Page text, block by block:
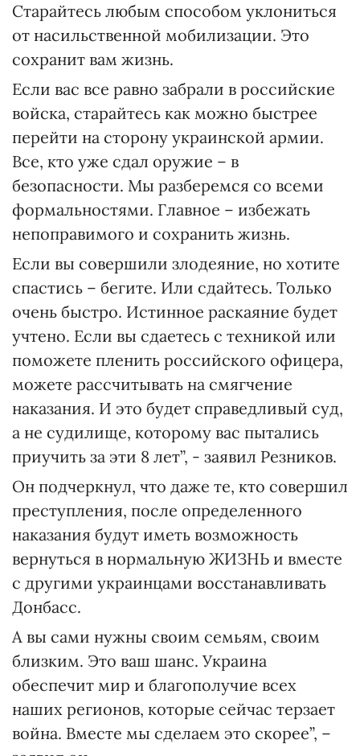
Старайтесь любым способом уклониться
от насильственной мобилизации. Это
сохранит вам жизнь.
Если вас все равно забрали в российские
войска, старайтесь как можно быстрее
перейти на сторону украинской армии.
Все, кто уже сдал оружие – в
безопасности. Мы разберемся со всеми
формальностями. Главное – избежать
непоправимого и сохранить жизнь.
Если вы совершили злодеяние, но хотите
спастись – бегите. Или сдайтесь. Только
очень быстро. Истинное раскаяние будет
учтено. Если вы сдаетесь с техникой или
поможете пленить российского офицера,
можете рассчитывать на смягчение
наказания. И это будет справедливый суд,
а не судилище, которому вас пытались
приучить за эти 8 лет”, - заявил Резников.
Он подчеркнул, что даже те, кто совершил
преступления, после определенного
наказания будут иметь возможность
вернуться в нормальную ЖИЗНЬ и вместе
с другими украинцами восстанавливать
Донбасс.
А вы сами нужны своим семьям, своим
близким. Это ваш шанс. Украина
обеспечит мир и благополучие всех
наших регионов, которые сейчас терзает
война. Вместе мы сделаем это скорее”, –